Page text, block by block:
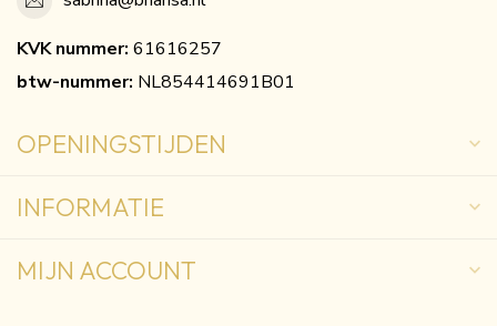
KVK nummer: 61616257
btw-nummer: NL854414691B01
OPENINGSTIJDEN
INFORMATIE
MIJN ACCOUNT